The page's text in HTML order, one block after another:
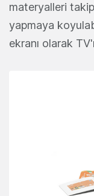
materyalleri
yapmaya
ekranı olarak